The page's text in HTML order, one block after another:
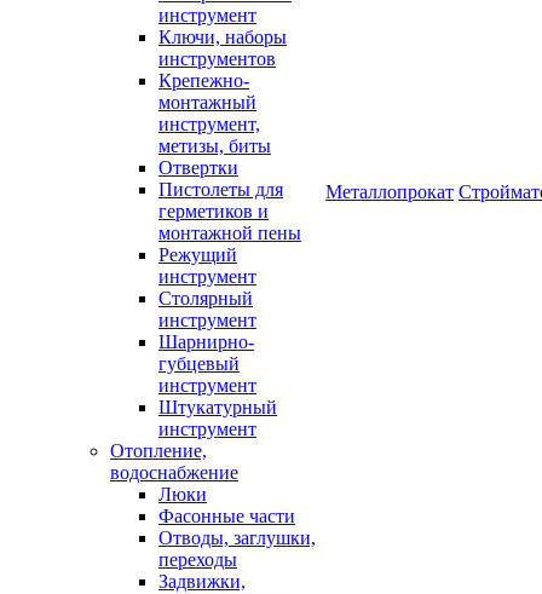
инструмент
Ключи, наборы
инструментов
Крепежно-
монтажный
инструмент,
метизы, биты
Отвертки
Пистолеты для
герметиков и
монтажной пены
Режущий
инструмент
Столярный
инструмент
Шарнирно-
губцевый
инструмент
Штукатурный
инструмент
Отопление,
водоснабжение
Люки
Фасонные части
Отводы, заглушки,
переходы
Задвижки,
Металлопрокат